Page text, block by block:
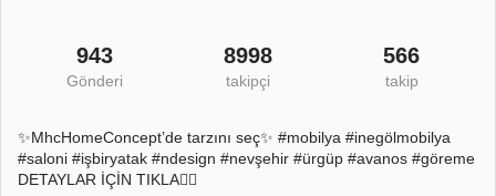
943
Gönderi
8998
takipçi
566
takip
✨MhcHomeConcept’de tarzını seç✨ #mobilya #inegölmobilya
#saloni #işbiryatak #ndesign #nevşehir #ürgüp #avanos #göreme
DETAYLAR İÇİN TIKLA👇🏻